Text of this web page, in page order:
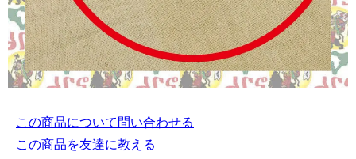
この商品について問い合わせる
この商品を友達に教える